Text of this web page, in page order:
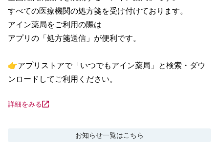
すべての医療機関の処方箋を受け付けております。
アイン薬局をご利用の際は
アプリの「処方箋送信」が便利です。
👉アプリストアで「いつでもアイン薬局」と検索・ダウ
ンロードしてご利用ください。
詳細をみる
お知らせ一覧はこちら